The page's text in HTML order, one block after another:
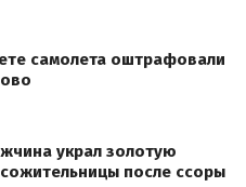
самолета оштрафовали
украл золотую
после ссоры